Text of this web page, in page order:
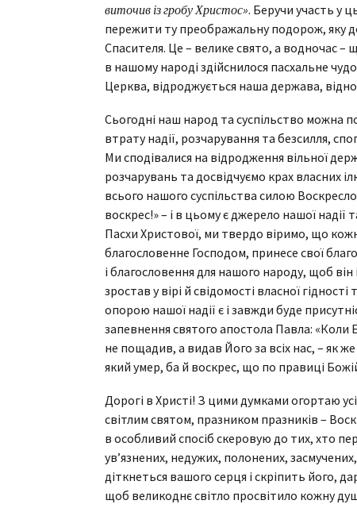
виточив із гробу Христос». Беручи участь у
пережити ту преображальну подорож, яку
Спасителя. Це – велике свято, а водночас –
в нашому народі здійснилося пасхальне
Церква, відроджується наша держава,
Сьогодні наш народ та суспільство можна
втрату надії, розчарування та безсилля,
Ми сподівалися на відродження вільної
розчарувань та досвідчуємо крах власних
всього нашого суспільства силою
воскрес!» – і в цьому є джерело нашої
Пасхи Христової, ми твердо віримо, що
благословенне Господом, принесе свої
і благословення для нашого народу, щоб
зростав у вірі й свідомості власної
опорою нашої надії є і завжди буде
запевнення святого апостола Павла: «Коли
не пощадив, а видав Його за всіх нас, – як
який умер, ба й воскрес, що по правиці
Дорогі в Христі! З цими думками огортаю
світлим святом, празником празників –
в особливий спосіб скеровую до тих, хто
ув’язнених, недужих, полонених,
діткнеться вашого серця і скріпить його,
щоб великоднє світло просвітило кожну